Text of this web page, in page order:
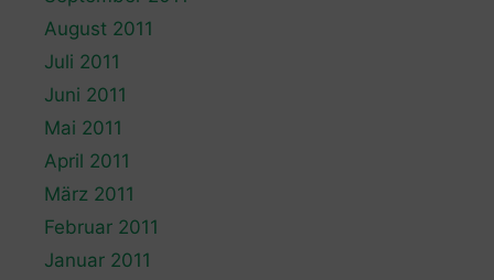
August 2011
Juli 2011
Juni 2011
Mai 2011
April 2011
März 2011
Februar 2011
Januar 2011